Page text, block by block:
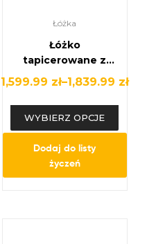
Łóżka
Łóżko
tapicerowane z
bocznym oparciem
– nowoczesna
elegancja w
tkaninie Coral
1,599.99 zł–1,839.99 zł
WYBIERZ OPCJE
Dodaj do listy
życzeń